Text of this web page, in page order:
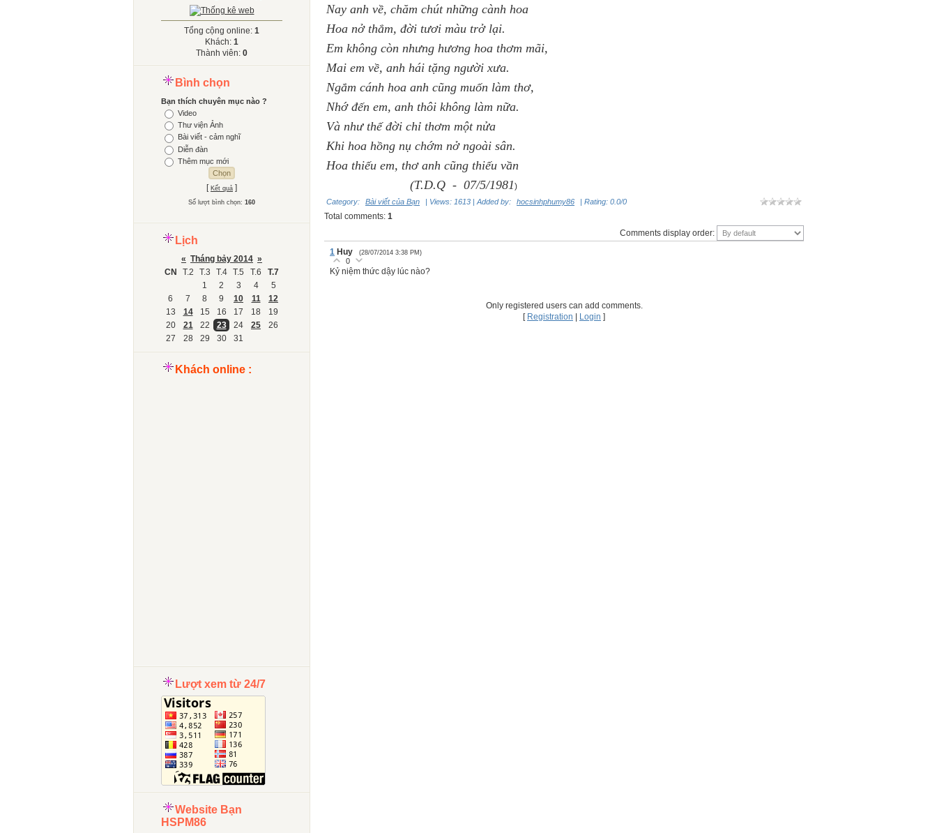
Tổng cộng online: 1
Khách: 1
Thành viên: 0
Bình chọn
Bạn thích chuyên mục nào ?
Video
Thư viện Ảnh
Bài viết - cảm nghĩ
Diễn đàn
Thêm mục mới
[ Kết quả ]
Số lượt bình chọn: 160
Lịch
« Tháng bảy 2014 »
CN
T.2 T.3 T.4 T.5 T.6
T.7
1
2 3 4
5
6
7 8 9 10 11
12
13
14 15 16 17 18
19
20
21 22 23 24 25
26
27
28 29 30 31
Khách online :
Lượt xem từ 24/7
Website Bạn
HSPM86
Nay anh về, chăm chút những cành hoa
Hoa nở thắm, đời tươi màu trở lại.
Em không còn nhưng hương hoa thơm mãi,
Mai em về, anh hái tặng người xưa.
Ngắm cánh hoa anh cũng muốn làm thơ,
Nhớ đến em, anh thôi không làm nữa.
Và như thế đời chỉ thơm một nửa
Khi hoa hồng nụ chớm nở ngoài sân.
Hoa thiếu em, thơ anh cũng thiếu vần
(T.D.Q - 07/5/1981)
Category: Bài viết của Bạn | Views: 1613 | Added by: hocsinhphumy86 | Rating: 0.0/0
Total comments: 1
Comments display order:
1 Huy (28/07/2014 3:38 PM)
0
Kỷ niệm thức dậy lúc nào?
Only registered users can add comments.
[ Registration Login ]